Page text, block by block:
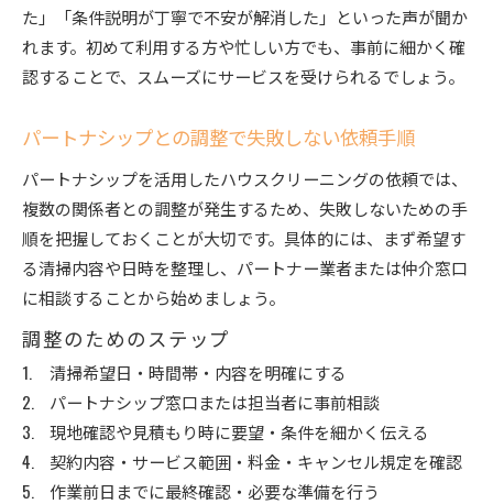
た」「条件説明が丁寧で不安が解消した」といった声が聞か
れます。初めて利用する方や忙しい方でも、事前に細かく確
認することで、スムーズにサービスを受けられるでしょう。
パートナシップとの調整で失敗しない依頼手順
パートナシップを活用したハウスクリーニングの依頼では、
複数の関係者との調整が発生するため、失敗しないための手
順を把握しておくことが大切です。具体的には、まず希望す
る清掃内容や日時を整理し、パートナー業者または仲介窓口
に相談することから始めましょう。
調整のためのステップ
清掃希望日・時間帯・内容を明確にする
パートナシップ窓口または担当者に事前相談
現地確認や見積もり時に要望・条件を細かく伝える
契約内容・サービス範囲・料金・キャンセル規定を確認
作業前日までに最終確認・必要な準備を行う